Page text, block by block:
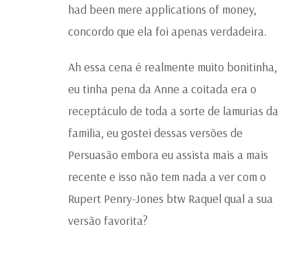
had been mere applications of money,
concordo que ela foi apenas verdadeira.
Ah essa cena é realmente muito bonitinha,
eu tinha pena da Anne a coitada era o
receptáculo de toda a sorte de lamurias da
familia, eu gostei dessas versões de
Persuasão embora eu assista mais a mais
recente e isso não tem nada a ver com o
Rupert Penry-Jones btw Raquel qual a sua
versão favorita?